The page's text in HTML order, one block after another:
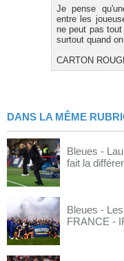
Je pense
entre les
ne peut pas
surtout quand
CARTON
DANS LA MÊME
Bleues -
fait la
Bleues -
FRANCE -